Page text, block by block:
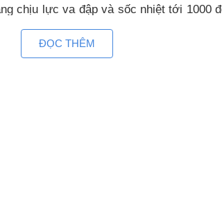
chịu lực va đập và sốc nhiệt tới 1000
trong thân. Bạn có thể yên tâm sử
ĐỌC THÊM